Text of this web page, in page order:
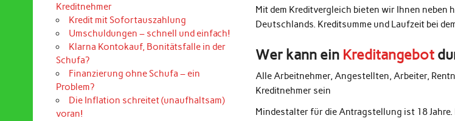
Mit dem Kreditvergleich bieten wir Ihnen
Deutschlands. Kreditsumme und Laufzeit bei
Wer kann ein Kreditangebot
Alle Arbeitnehmer, Angestellten, Arbeiter,
Kreditnehmer sein
Mindestalter für die Antragstellung ist 18
Kreditnehmer
Kredit mit Sofortauszahlung
Umschuldungen – schnell und einfach!
Klarna Kontokauf, Bonitätsfalle in der
Schufa?
Finanzierung ohne Schufa – ein
Problem?
Die Inflation schreitet (unaufhaltsam)
voran!